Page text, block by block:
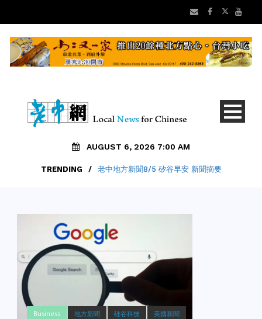
AUGUST 6, 2026 7:00 AM
TRENDING / 老中地方新聞8/5 矽谷早安 新聞摘要
Business 地方新聞 硅谷科技 美國新聞